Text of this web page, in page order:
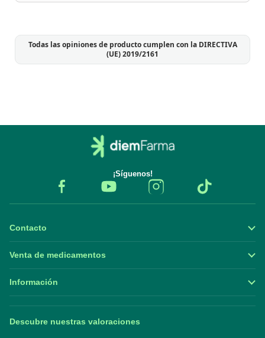
Todas las opiniones de producto cumplen con la DIRECTIVA
(UE) 2019/2161
¡Síguenos!
Contacto
Venta de medicamentos
Información
Descubre nuestras valoraciones